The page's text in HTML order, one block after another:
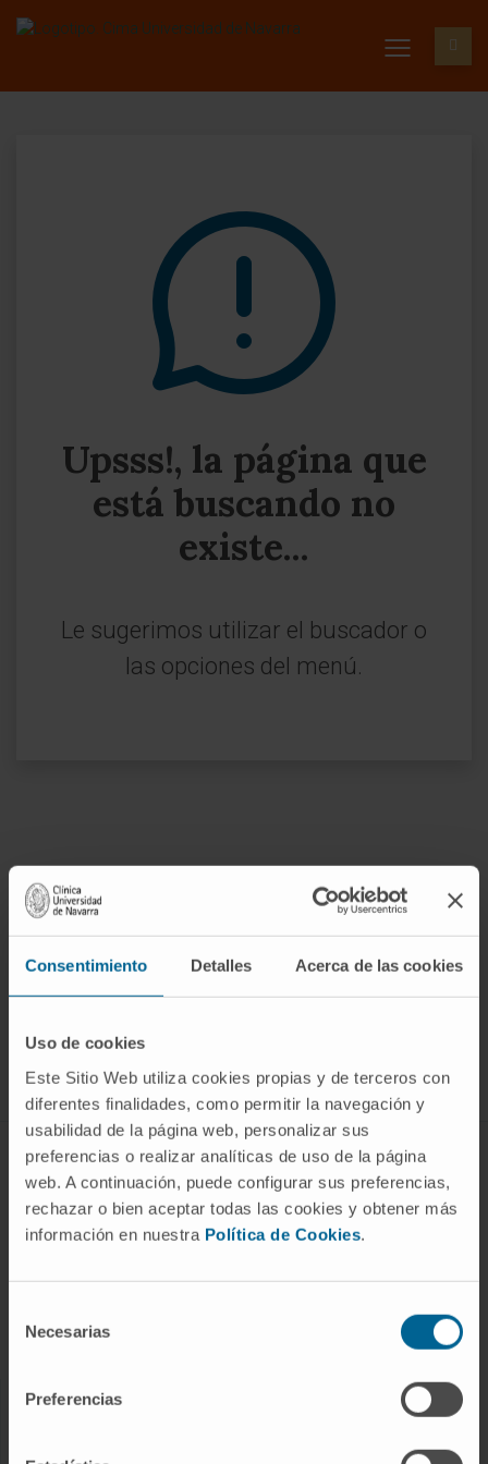
Consentimiento Detalles Acerca de las cookies
Uso de cookies
Este Sitio Web utiliza cookies propias y de terceros con
diferentes finalidades, como permitir la navegación y
usabilidad de la página web, personalizar sus
preferencias o realizar analíticas de uso de la página
web. A continuación, puede configurar sus preferencias,
rechazar o bien aceptar todas las cookies y obtener más
información en nuestra Política de Cookies.
Necesarias
Preferencias
Upsss!, la página que
está buscando no
existe...
Le sugerimos utilizar el buscador o
las opciones del menú.
Síguenos
CONOZCA EL CIMA
Quiénes somos
Centro de Investigacion de la Clínica
Portal de Transparencia